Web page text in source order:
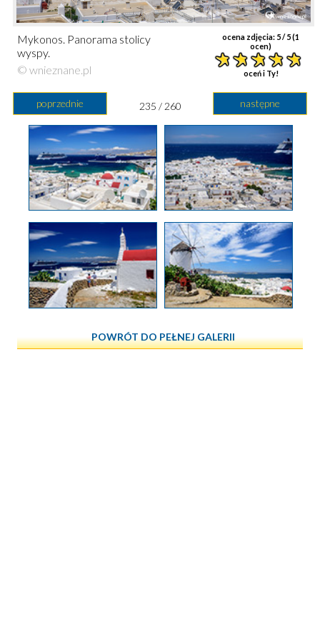
ocena zdjęcia: 5/ 5 (1
ocen)
oceń i Ty!
Mykonos. Panorama stolicy
wyspy.
© wnieznane.pl
poprzednie następne
235 / 260
POWRÓT DO PEŁNEJ GALERII